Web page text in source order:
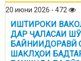
20 июни 2026 - 472
ИШТИРОКИ
ДАР ҶАЛАСАИ
БАЙНИИДОРАВӢ
ШАКЛҲОИ